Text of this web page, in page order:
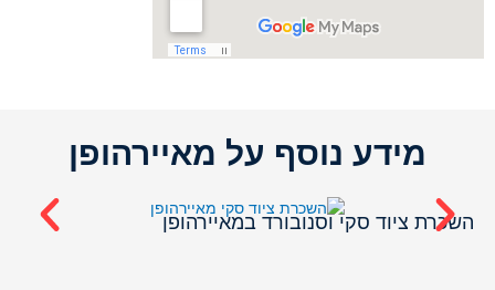
מידע נוסף על מאיירהופן
השכרת ציוד סקי וסנובורד במאיירהופן